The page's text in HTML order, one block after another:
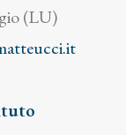
(LU)